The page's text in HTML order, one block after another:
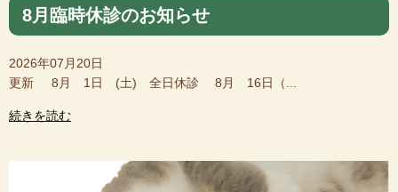
8月臨時休診のお知らせ
2026年07月20日
更新 8月 1日 (土) 全日休診 8月 16日（...
続きを読む